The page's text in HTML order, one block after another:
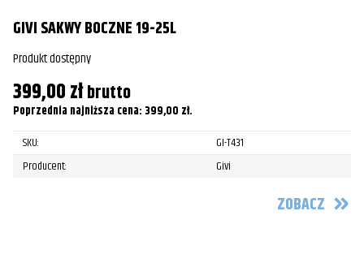
GIVI SAKWY BOCZNE 19-25L
Produkt dostępny
399,00złbrutto
Poprzednia najniższa cena: 399,00 zł.
SKU:
GI-T431
Producent:
Givi
ZOBACZ